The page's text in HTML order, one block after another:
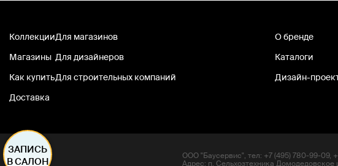
Коллекции
Магазины
Как купить
Доставка
Для магазинов
Для дизайнеров
Для строительных компаний
О бренде
Каталоги
Дизайн-
ООО "Баусервис", тел: +7 (495) 780-99-09,
Адрес: п. Сельхозтехника Домодедовское
ЗАПИСЬ
В САЛОН